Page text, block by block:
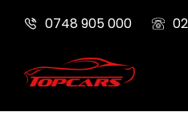
0748 905 000